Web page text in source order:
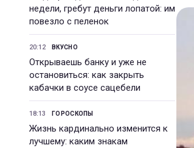
недели, гребут деньги лопатой: им
повезло с пеленок
20:12 ВКУСНО
Открываешь банку и уже не
остановиться: как закрыть
кабачки в соусе сацебели
18:13 ГОРОСКОПЫ
Жизнь кардинально изменится к
лучшему: каким знакам